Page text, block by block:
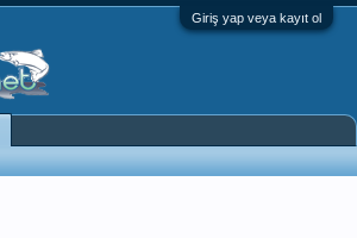
Giriş yap veya kayıt ol